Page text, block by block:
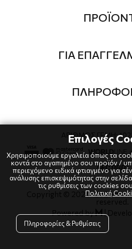
Brands
ΓΙΑ
Τρόποι
Πολιτική
Copyright © 2024-2026
Powered by|
ΑΡΙΘΜΟΣ ΓΕΜΗ:
Επιλογές
Χρησιμοποιούμε εργαλεία όπως τα
κοντά στο αγαπημένο σου προϊόν /
περιεχόμενο ειδικά φτιαγμένο για
ανάλυσης επισκεψιμότητας στην
τις ρυθμίσεις των cookies
Πολιτική
Πληροφορίες & Ρυθμίσεις